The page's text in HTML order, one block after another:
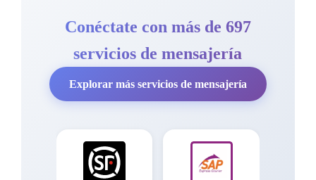
Conéctate con más de 697
servicios de mensajería
Explorar más servicios de mensajería